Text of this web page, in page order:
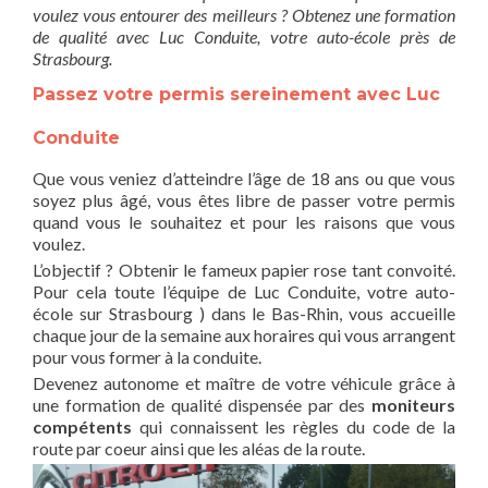
voulez vous entourer des meilleurs ? Obtenez une formation
de qualité avec Luc Conduite, votre auto-école près de
Strasbourg.
Passez votre permis sereinement avec Luc
Conduite
Que vous veniez d’atteindre l’âge de 18 ans ou que vous
soyez plus âgé, vous êtes libre de passer votre permis
quand vous le souhaitez et pour les raisons que vous
voulez.
L’objectif ? Obtenir le fameux papier rose tant convoité.
Pour cela toute l’équipe de Luc Conduite, votre auto-
école sur Strasbourg ) dans le Bas-Rhin, vous accueille
chaque jour de la semaine aux horaires qui vous arrangent
pour vous former à la conduite.
Devenez autonome et maître de votre véhicule grâce à
une formation de qualité dispensée par des moniteurs
compétents qui connaissent les règles du code de la
route par coeur ainsi que les aléas de la route.